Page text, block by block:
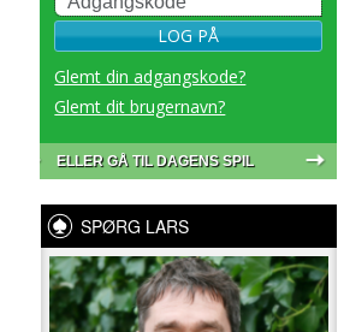
LOG PÅ
Glemt din adgangskode?
Glemt dit brugernavn?
ELLER GÅ TIL DAGENS SPIL
SPØRG LARS